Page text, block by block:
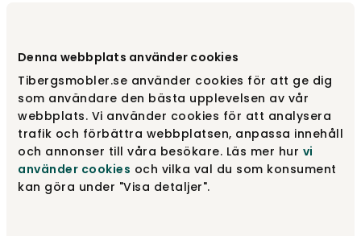
Denna webbplats använder cookies
Tibergsmobler.se använder cookies för att ge dig
som användare den bästa upplevelsen av vår
webbplats. Vi använder cookies för att analysera
trafik och förbättra webbplatsen, anpassa innehåll
och annonser till våra besökare. Läs mer hur vi
använder cookies och vilka val du som konsument
kan göra under "Visa detaljer".
Svart
Grå 20 580 kr